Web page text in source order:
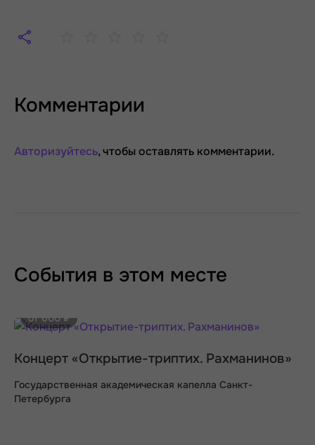
Комментарии
Авторизуйтесь, чтобы оставлять комментарии.
События в этом месте
от 600 ₽
Концерт «Открытие-триптих. Рахманинов»
Государственная академическая капелла Санкт-
Петербурга